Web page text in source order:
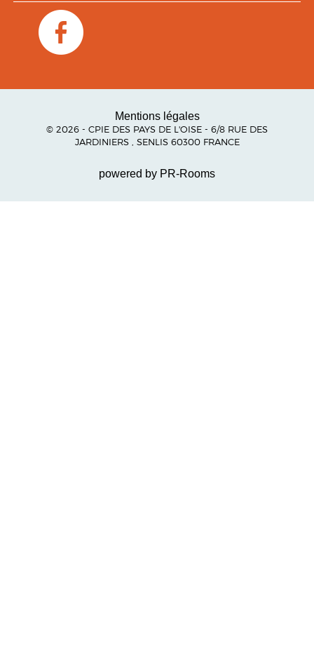
Mentions légales
© 2026 - CPIE DES PAYS DE L'OISE - 6/8 RUE DES
JARDINIERS , SENLIS 60300 FRANCE
powered by PR-Rooms